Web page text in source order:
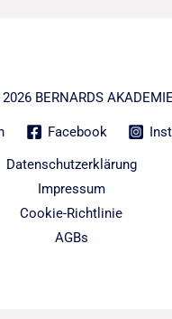
BERNARDS
Facebook
Datenschutzerklärung
Impressum
Cookie-Richtlinie
AGBs